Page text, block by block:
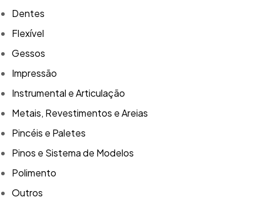
Dentes
Flexível
Gessos
Impressão
Instrumental e Articulação
Metais, Revestimentos e Areias
Pincéis e Paletes
Pinos e Sistema de Modelos
Polimento
Outros